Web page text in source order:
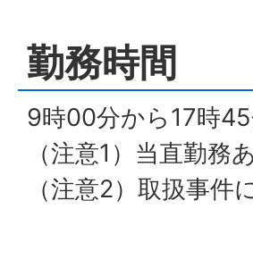
勤務時間
9時00分から17時
（注意1）当直勤務
（注意2）取扱事